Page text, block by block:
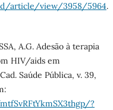
article/view/3958/5964.
A.G. Adesão à terapia
HIV/aids em
Saúde Pública, v. 39,
?